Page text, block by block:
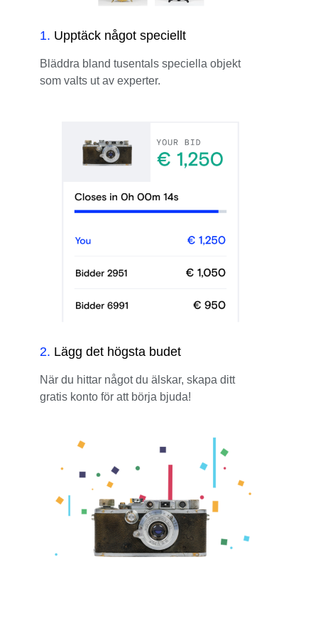
1. Upptäck något speciellt
Bläddra bland tusentals speciella objekt
som valts ut av experter.
2. Lägg det högsta budet
När du hittar något du älskar, skapa ditt
gratis konto för att börja bjuda!